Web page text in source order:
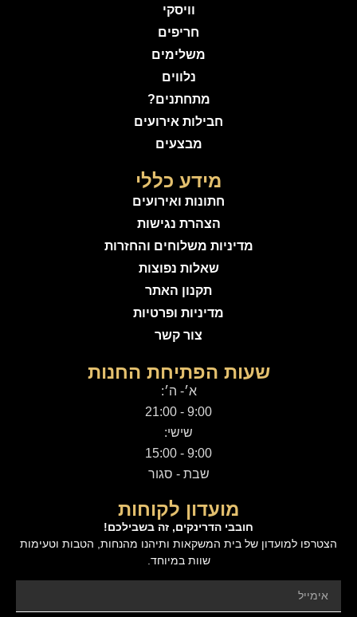
וויסקי
חריפים
משלימים
נלווים
מתחתנים?
חבילות אירועים
מבצעים
מידע כללי
חתונות ואירועים
הצהרת נגישות
מדיניות משלוחים והחזרות
שאלות נפוצות
תקנון האתר
מדיניות ופרטיות
צור קשר
שעות הפתיחת החנות
א׳- ה׳:
9:00 - 21:00
שישי:
9:00 - 15:00
שבת - סגור
מועדון לקוחות
חובבי הדרינקים, זה בשבילכם!
הצטרפו למועדון של בית המשקאות ותיהנו מהנחות, הטבות וטעימות
שוות במיוחד.